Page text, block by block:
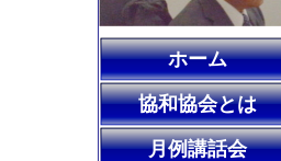
ホーム
協和協会とは
月例講話会